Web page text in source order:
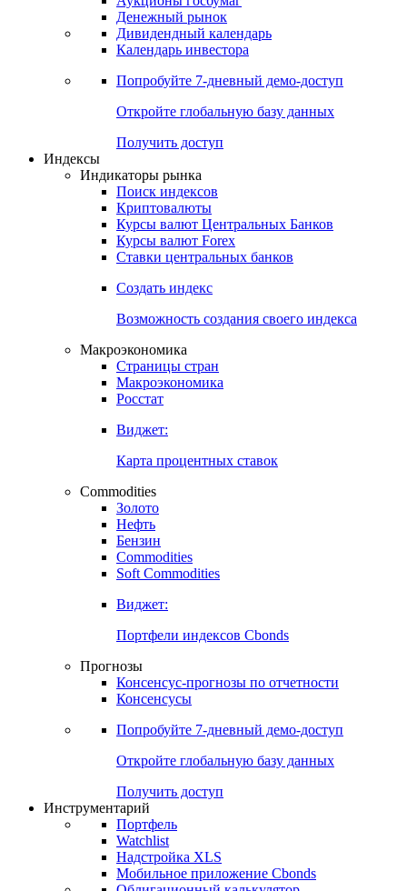
Денежный рынок
Дивидендный календарь
Календарь инвестора
Попробуйте 7-дневный демо-доступ
Откройте глобальную базу данных
Получить доступ
Индексы
Индикаторы рынка
Поиск индексов
Криптовалюты
Курсы валют Центральных Банков
Курсы валют Forex
Ставки центральных банков
Создать индекс
Возможность создания своего индекса
Макроэкономика
Страницы стран
Макроэкономика
Росстат
Виджет:
Карта процентных ставок
Commodities
Золото
Нефть
Бензин
Commodities
Soft Commodities
Виджет:
Портфели индексов Cbonds
Прогнозы
Консенсус-прогнозы по отчетности
Консенсусы
Попробуйте 7-дневный демо-доступ
Откройте глобальную базу данных
Получить доступ
Инструментарий
Портфель
Watchlist
Надстройка XLS
Мобильное приложение Cbonds